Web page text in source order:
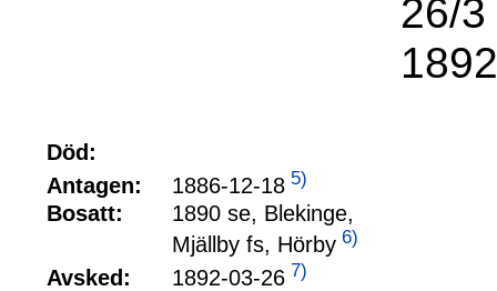
26/
Död:
Antagen:
1886-12-18 5)
Bosatt:
1890 se, Blekinge,
Mjällby fs, Hörby 6)
Avsked: 1892-03-26 7)